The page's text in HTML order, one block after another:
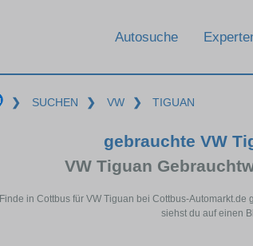
Autosuche
❯ SUCHEN ❯ VW ❯ TIGUAN
gebrauchte VW
VW Tiguan
Finde in Cottbus für VW Tiguan bei Cottbus-
siehst du auf einen